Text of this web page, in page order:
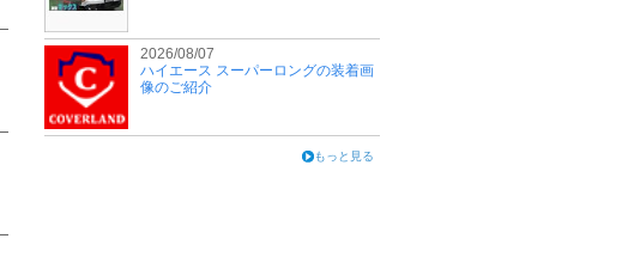
2026/08/07
ハイエース スーパーロングの装着画
像のご紹介
もっと見る